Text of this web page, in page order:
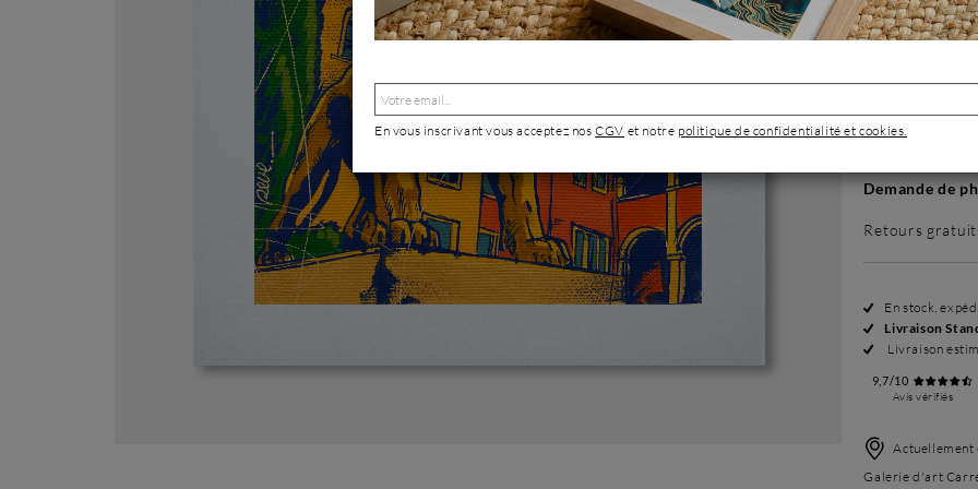
Sans cadre
180 €
Demande de
Retours
En stock,
Livraison
Livraison
9,7/10
Avis vérifiés
Actuellement
Galerie d'art
En vous inscrivant vous acceptez nosCGV et notre politique de confidentialité et cookies.